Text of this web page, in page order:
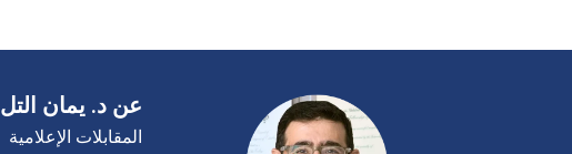
عن د. يمان التل
المقابلات الإعلامية